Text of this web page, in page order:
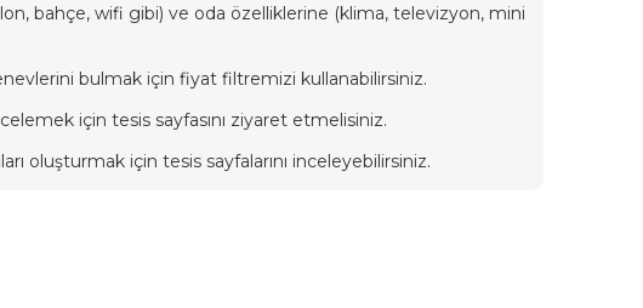
bahçe, wifi gibi) ve oda özelliklerine (klima, televizyon, mini
bulmak için fiyat filtremizi kullanabilirsiniz.
için tesis sayfasını ziyaret etmelisiniz.
oluşturmak için tesis sayfalarını inceleyebilirsiniz.